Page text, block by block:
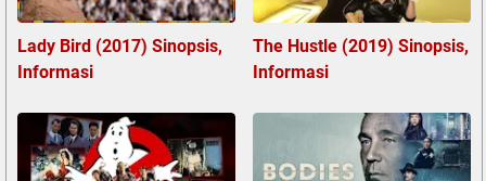
Lady Bird (2017) Sinopsis,
Informasi
The Hustle (2019) Sinopsis,
Informasi